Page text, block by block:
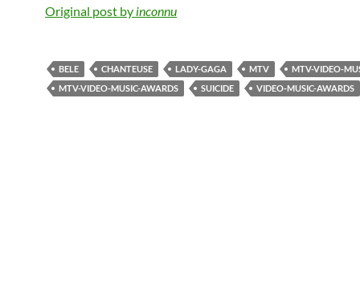
Original post by inconnu
BELE CHANTEUSE LADY-GAGA MTV
MTV-VIDEO-
MTV-VIDEO-MUSIC-AWARDS
SUICIDE VIDEO-MUSIC-AWARDS